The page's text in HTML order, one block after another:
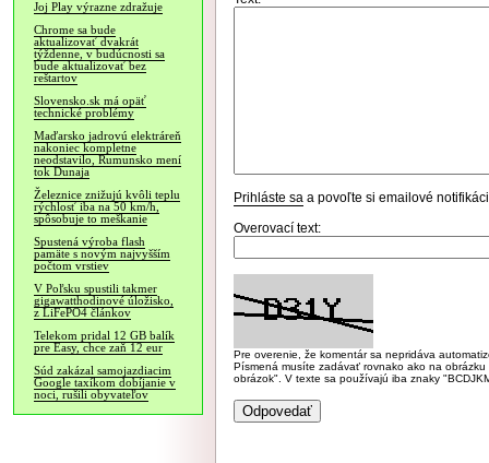
Joj Play výrazne zdražuje
Chrome sa bude
aktualizovať dvakrát
týždenne, v budúcnosti sa
bude aktualizovať bez
reštartov
Slovensko.sk má opäť
technické problémy
Maďarsko jadrovú elektráreň
nakoniec kompletne
neodstavilo, Rumunsko mení
tok Dunaja
Železnice znižujú kvôli teplu
rýchlosť iba na 50 km/h,
spôsobuje to meškanie
Spustená výroba flash
pamäte s novým najvyšším
počtom vrstiev
V Poľsku spustili takmer
gigawatthodinové úložisko,
z LiFePO4 článkov
Telekom pridal 12 GB balík
pre Easy, chce zaň 12 eur
Súd zakázal samojazdiacim
Google taxíkom dobíjanie v
noci, rušili obyvateľov
Prihláste sa a povoľte si emailové
Overovací text:
Pre overenie, že komentár sa nepridáva
Písmená musíte zadávať rovnako ako na
obrázok". V texte sa používajú iba znaky